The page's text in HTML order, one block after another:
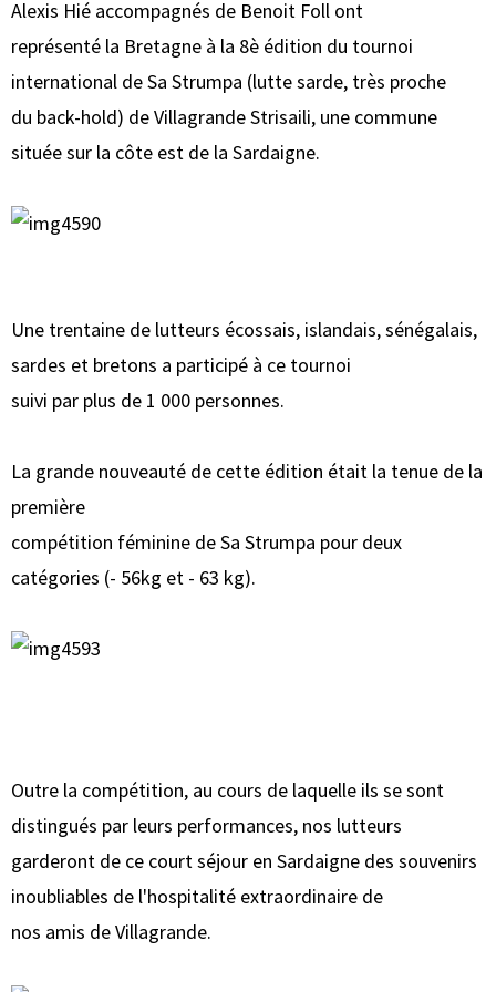
Alexis Hié accompagnés de Benoit Foll ont
représenté la Bretagne à la 8è édition du tournoi
international de Sa Strumpa (lutte sarde, très proche
du back-hold) de Villagrande Strisaili, une commune
située sur la côte est de la Sardaigne.
Une trentaine de lutteurs écossais, islandais, sénégalais,
sardes et bretons a participé à ce tournoi
suivi par plus de 1 000 personnes.
La grande nouveauté de cette édition était la tenue de la
première
compétition féminine de Sa Strumpa pour deux
catégories (- 56kg et - 63 kg).
Outre la compétition, au cours de laquelle ils se sont
distingués par leurs performances, nos lutteurs
garderont de ce court séjour en Sardaigne des souvenirs
inoubliables de l'hospitalité extraordinaire de
nos amis de Villagrande.